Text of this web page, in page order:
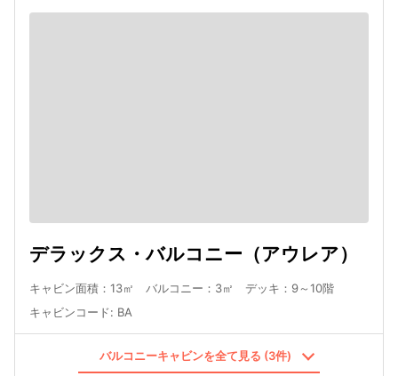
デラックス・バルコニー（アウレア）
キャビン面積：13㎡ バルコニー：3㎡ デッキ：9～10階
キャビンコード: BA
バルコニーキャビンを全て見る (3件)